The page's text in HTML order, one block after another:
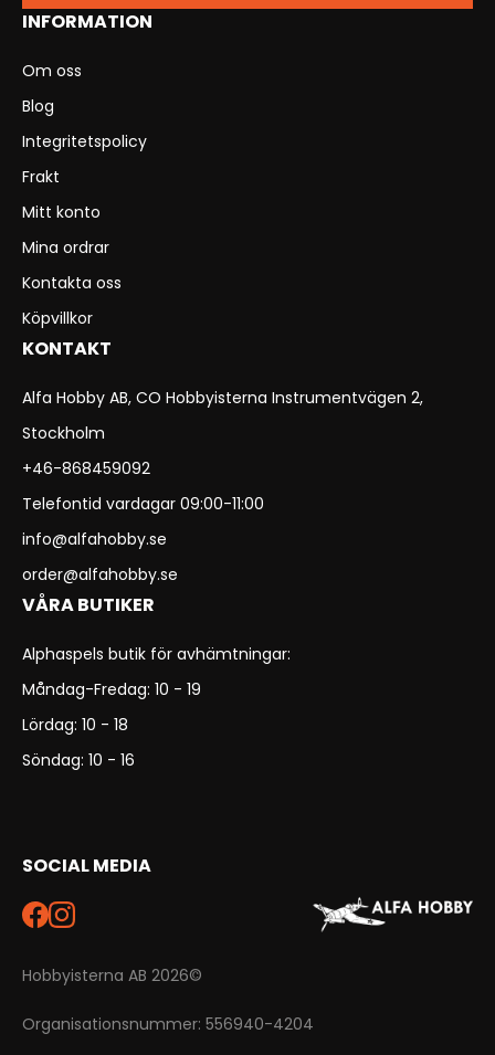
INFORMATION
Om oss
Blog
Integritetspolicy
Frakt
Mitt konto
Mina ordrar
Kontakta oss
Köpvillkor
KONTAKT
Alfa Hobby AB, CO Hobbyisterna Instrumentvägen 2,
Stockholm
+46-868459092
Telefontid vardagar 09:00-11:00
info@alfahobby.se
order@alfahobby.se
VÅRA BUTIKER
Alphaspels butik för avhämtningar:
Måndag-Fredag: 10 - 19
Lördag: 10 - 18
Söndag: 10 - 16
SOCIAL MEDIA
Hobbyisterna AB 2026©
Organisationsnummer: 556940-4204